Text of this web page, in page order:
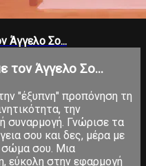
Άγγελο Σο...
τον Άγγελο Σο...
"έξυπνη" προπόνηση τη
την
συναρμογή. Γνώρισε τα
σου και δες, μέρα με
σώμα σου. Μια
εύκολη στην εφαρμογή